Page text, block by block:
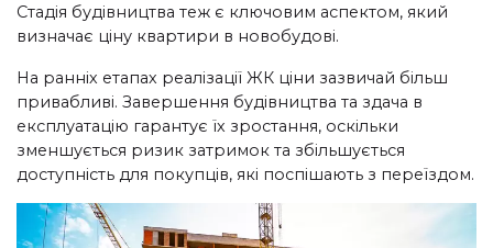
Стадія будівництва теж є ключовим аспектом, який
визначає ціну квартири в новобудові.
На ранніх етапах реалізації ЖК ціни зазвичай більш
привабливі. Завершення будівництва та здача в
експлуатацію гарантує їх зростання, оскільки
зменшується ризик затримок та збільшується
доступність для покупців, які поспішають з переїздом.